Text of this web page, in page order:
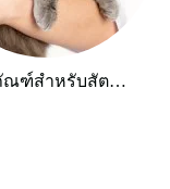
ผลิตภัณฑ์สำหรับสัตว์เลี้ยง